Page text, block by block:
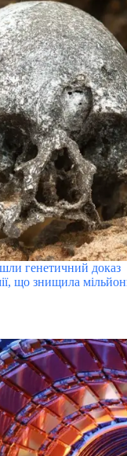
генетичний доказ
що знищила